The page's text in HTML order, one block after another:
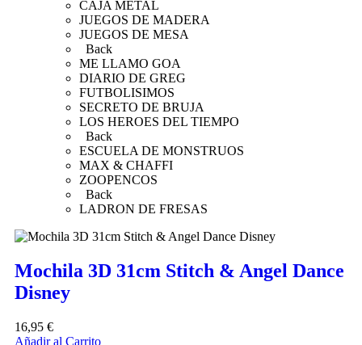
CAJA METAL
JUEGOS DE MADERA
JUEGOS DE MESA
Back
ME LLAMO GOA
DIARIO DE GREG
FUTBOLISIMOS
SECRETO DE BRUJA
LOS HEROES DEL TIEMPO
Back
ESCUELA DE MONSTRUOS
MAX & CHAFFI
ZOOPENCOS
Back
LADRON DE FRESAS
Mochila 3D 31cm Stitch & Angel Dance
Disney
16,95 €
Añadir al Carrito